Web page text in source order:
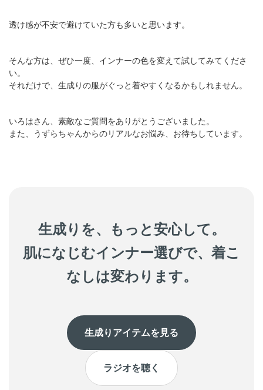
透け感が不安で避けていた方も多いと思います。
そんな方は、ぜひ一度、インナーの色を変えて試してみてくださ
い。
それだけで、生成りの服がぐっと着やすくなるかもしれません。
いろはさん、素敵なご質問をありがとうございました。
また、うずらちゃんからのリアルなお悩み、お待ちしています。
生成りを、もっと安心して。
肌になじむインナー選びで、着こ
なしは変わります。
生成りアイテムを見る
ラジオを聴く